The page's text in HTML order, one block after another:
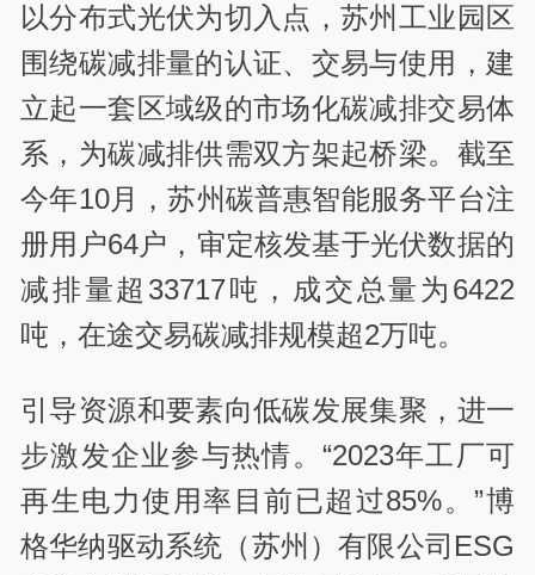
以分布式光伏为切入点，苏州工业园区
围绕碳减排量的认证、交易与使用，建
立起一套区域级的市场化碳减排交易体
系，为碳减排供需双方架起桥梁。截至
今年10月，苏州碳普惠智能服务平台注
册用户64户，审定核发基于光伏数据的
减排量超33717吨，成交总量为6422
吨，在途交易碳减排规模超2万吨。
引导资源和要素向低碳发展集聚，进一
步激发企业参与热情。“2023年工厂可
再生电力使用率目前已超过85%。”博
格华纳驱动系统（苏州）有限公司ESG